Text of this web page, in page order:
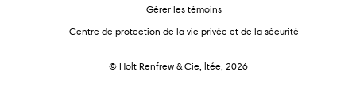
Gérer les témoins
Centre de protection de la vie privée et de la sécurité
© Holt Renfrew & Cie, ltée, 2026